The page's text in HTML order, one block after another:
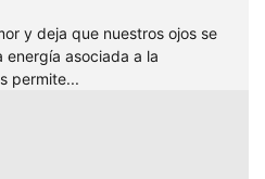
y deja que nuestros ojos se
energía asociada a la
permite...